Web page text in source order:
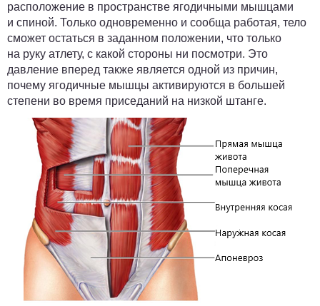
расположение в пространстве ягодичными мышцами
и спиной. Только одновременно и сообща работая, тело
сможет остаться в заданном положении, что только
на руку атлету, с какой стороны ни посмотри. Это
давление вперед также является одной из причин,
почему ягодичные мышцы активируются в большей
степени во время приседаний на низкой штанге.